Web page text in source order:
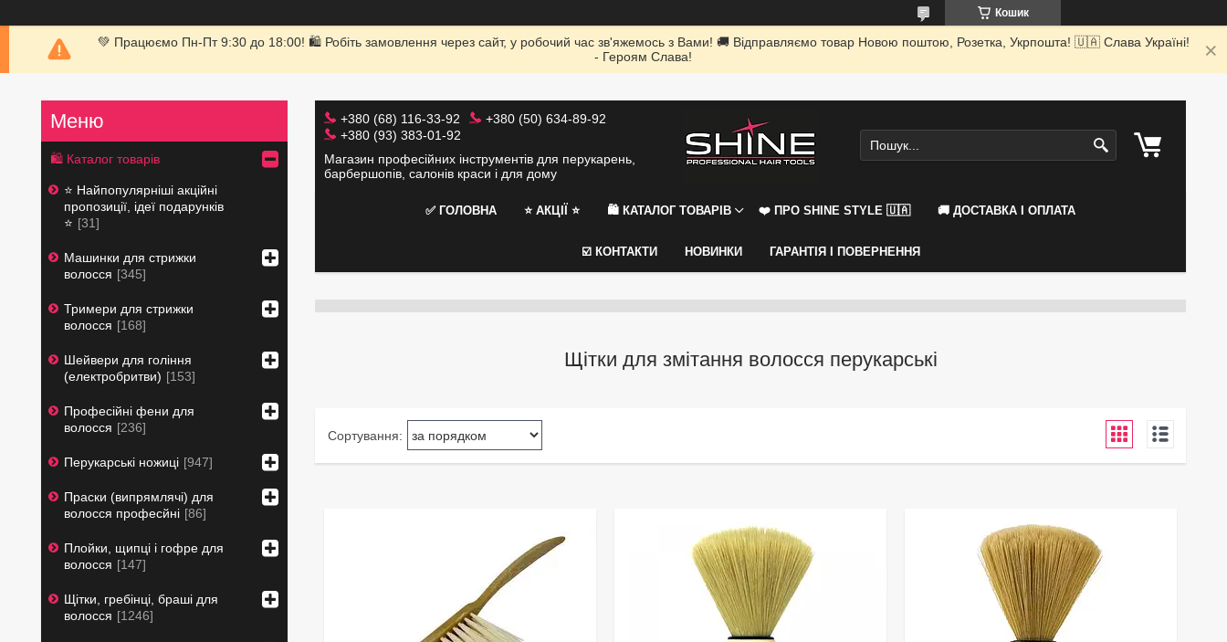
Кошик
💚 Працюємо Пн-Пт 9:30 до 18:00! 🛍 Робіть замовлення через сайт, у робочий час зв'яжемось з Вами! 🚚 Відправляємо товар Новою поштою, Розетка, Укрпошта! 🇺🇦 Слава Україні!
- Героям Слава!
+380 (68) 116-33-92
+380 (50) 634-89-92
+380 (93) 383-01-92
Магазин професійних інструментів для перукарень,
барбершопів, салонів краси і для дому
✅ ГОЛОВНА ⭐️ АКЦІЇ ⭐️ 🛍 КАТАЛОГ ТОВАРІВ ❤️ ПРО SHINE STYLE 🇺🇦 🚚 ДОСТАВКА І ОПЛАТА
☑️ КОНТАКТИ НОВИНКИ ГАРАНТІЯ І ПОВЕРНЕННЯ
Щітки для змітання волосся перукарські
🛍 Каталог товарів
⭐️ Найпопулярніші акційні
пропозиції, ідеї подарунків
⭐️
31
Машинки для стрижки
волосся
345
Тримери для стрижки
волосся
168
Шейвери для гоління
(електробритви)
153
Професійні фени для
волосся
236
Перукарські ножиці 947
Праски (випрямлячі) для
волосся професйні 86
Плойки, щипці і гофре для
волосся
147
Щітки, гребінці, браші для
волосся
1246